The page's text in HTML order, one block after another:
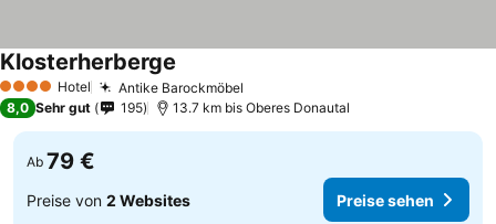
4 Sterne Hotel Antike Barockmöbel
Klosterherberge
8,0 Sehr gut 195 13.7 km bis Oberes Donautal
Ab 79 €
Preise von 2 Websites Preise sehen